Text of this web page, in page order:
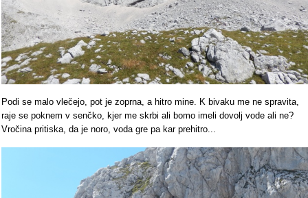
Podi se malo vlečejo, pot je zoprna, a hitro mine. K bivaku me ne spravita,
raje se poknem v senčko, kjer me skrbi ali bomo imeli dovolj vode ali ne?
Vročina pritiska, da je noro, voda gre pa kar prehitro...